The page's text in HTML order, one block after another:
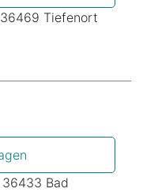
Tiefenort
36433 Bad